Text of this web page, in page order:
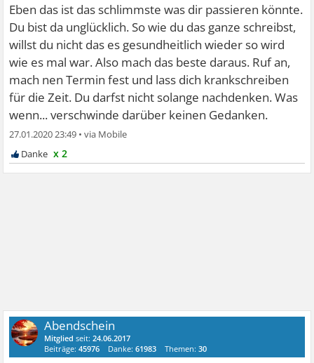
Eben das ist das schlimmste was dir passieren könnte.
Du bist da unglücklich. So wie du das ganze schreibst,
willst du nicht das es gesundheitlich wieder so wird
wie es mal war. Also mach das beste daraus. Ruf an,
mach nen Termin fest und lass dich krankschreiben
für die Zeit. Du darfst nicht solange nachdenken. Was
wenn... verschwinde darüber keinen Gedanken.
27.01.2020 23:49 •
x 2
Abendschein
Mitglied seit:24.06.2017
Beiträge:45976 Danke:61983 Themen:30